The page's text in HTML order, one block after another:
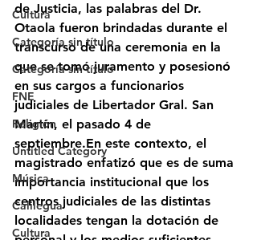
Cultura
Categoría sin título
Categoría sin título
FNE
Religión
Untitled Category
Música
Calilegua
Cultura
de Justicia, las palabras del Dr.
Otaola fueron brindadas durante el
transcurso de una ceremonia en la
que se tomó juramento y posesionó
en sus cargos a funcionarios
judiciales de Libertador Gral. San
Martín, el pasado 4 de
septiembre.En este contexto, el
magistrado enfatizó que es de suma
importancia institucional que los
centros judiciales de las distintas
localidades tengan la dotación de